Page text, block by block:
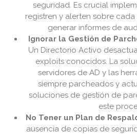
seguridad. Es crucial
registren y alerten sobre
generar informes de
Ignorar la Gestión de
Un Directorio Activo
exploits conocidos. La
servidores de AD y las
siempre parcheados y
soluciones de gestión de
este
No Tener un Plan de
ausencia de copias de